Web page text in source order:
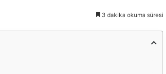
3 dakika okuma süresi